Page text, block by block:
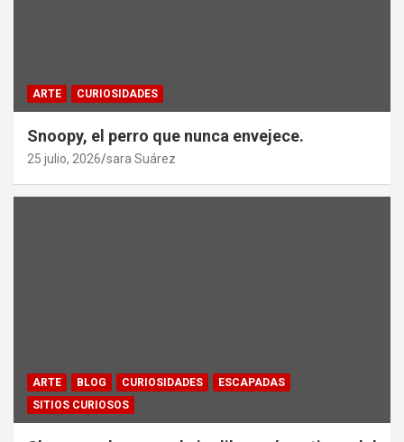
ARTE CURIOSIDADES
Snoopy, el perro que nunca envejece.
25 julio, 2026 sara Suárez
ARTE BLOG CURIOSIDADES
ESCAPADAS
SITIOS CURIOSOS